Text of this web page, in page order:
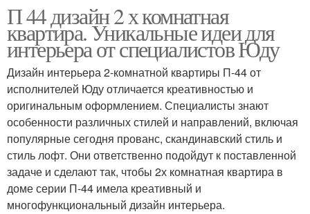
П 44 дизайн 2 х комнатная
квартира. Уникальные идеи для
интерьера от специалистов Юду
Дизайн интерьера 2-комнатной квартиры П-44 от
исполнителей Юду отличается креативностью и
оригинальным оформлением. Специалисты знают
особенности различных стилей и направлений, включая
популярные сегодня прованс, скандинавский стиль и
стиль лофт. Они ответственно подойдут к поставленной
задаче и сделают так, чтобы 2х комнатная квартира в
доме серии П-44 имела креативный и
многофункциональный дизайн интерьера.